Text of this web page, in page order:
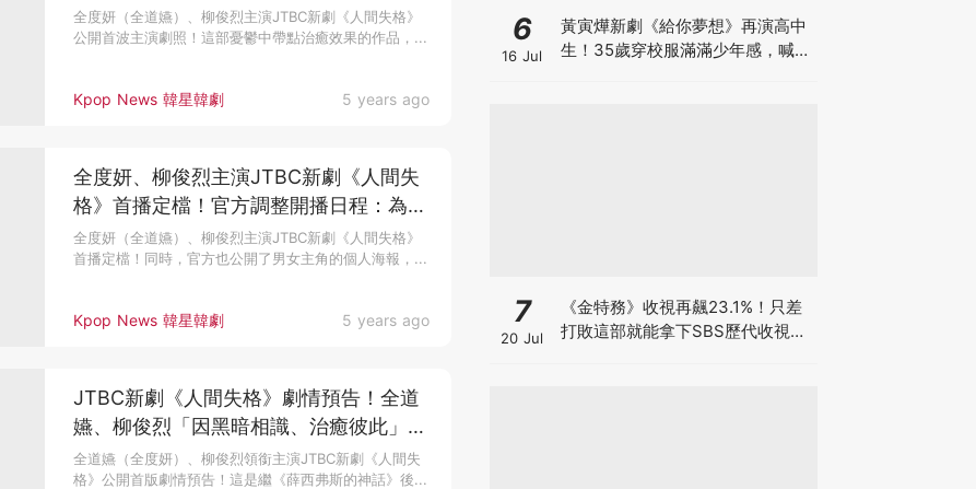
Kpop News 韓星韓劇 5 years ago
領超難公車哭戲受讚賞～
全度妍（全道嬿）、柳俊烈主演JTBC新劇《人間失格》
公開首波主演劇照！這部憂鬱中帶點治癒效果的作品，...
Kpop News 韓星韓劇 5 years ago
全度妍、柳俊烈主演JTBC新劇《人間失
格》首播定檔！官方調整開播日程：為了
消化故事
全度妍（全道嬿）、柳俊烈主演JTBC新劇《人間失格》
首播定檔！同時，官方也公開了男女主角的個人海報，...
JTBC新劇《人間失格》劇情預告！全道
嬿、柳俊烈「因黑暗相識、治癒彼此」，
療癒每份不完整的心靈
全道嬿（全度妍）、柳俊烈領銜主演JTBC新劇《人間失
格》公開首版劇情預告！這是繼《薛西弗斯的神話》後...
6
16 Jul
黃寅燁新劇《給你夢想》再演高中
生！35歲穿校服滿滿少年感，喊
7
20 Jul
《金特務》收視再飆23.1%！只差
打敗這部就能拿下SBS歷代收視冠